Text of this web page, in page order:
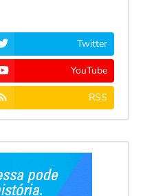
Twitter
YouTube
RSS